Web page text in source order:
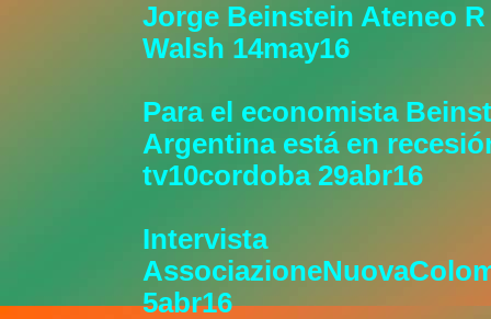
Jorge Beinstein Ateneo R
Walsh 14may16
Para el economista
Argentina está en
tv10cordoba 29abr16
Intervista
5abr16